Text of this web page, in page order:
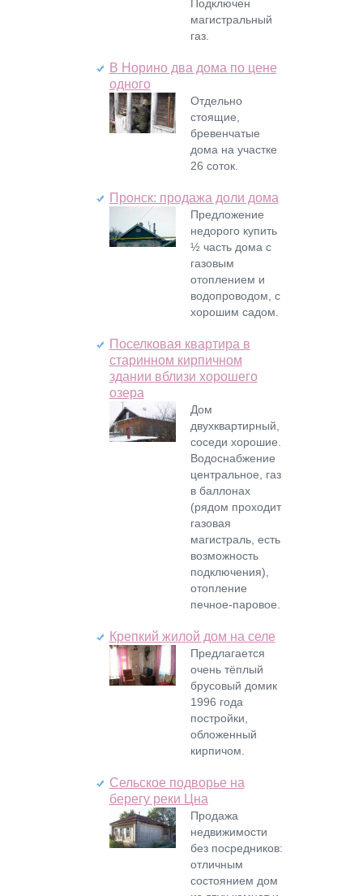
Подключен
магистральный
газ.
В Норино два дома по цене
одного
Отдельно
стоящие,
бревенчатые
дома на участке
26 соток.
Пронск: продажа доли дома
Предложение
недорого купить
½ часть дома с
газовым
отоплением и
водопроводом, с
хорошим садом.
Поселковая квартира в
старинном кирпичном
здании вблизи хорошего
озера
Дом
двухквартирный,
соседи хорошие.
Водоснабжение
центральное, газ
в баллонах
(рядом проходит
газовая
магистраль, есть
возможность
подключения),
отопление
печное-паровое.
Крепкий жилой дом на селе
Предлагается
очень тёплый
брусовый домик
1996 года
постройки,
обложенный
кирпичом.
Cельское подворье на
берегу реки Цна
Продажа
недвижимости
без посредников:
отличным
состоянием дом